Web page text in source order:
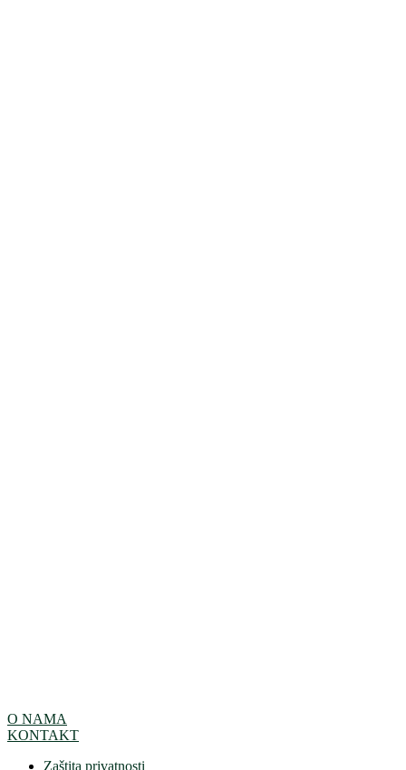
O NAMA
KONTAKT
Zaštita privatnosti